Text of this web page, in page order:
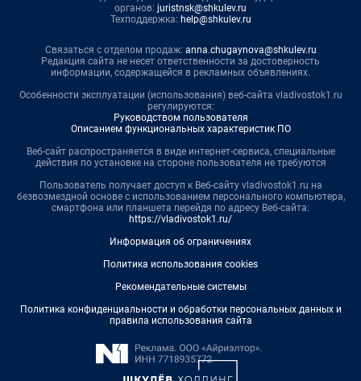
органов: juristnsk@shkulev.ru
Техподдержка: help@shkulev.ru
Связаться с отделом продаж: anna.chugaynova@shkulev.ru
Редакция сайта не несет ответственности за достоверность
информации, содержащейся в рекламных объявлениях.
Особенности эксплуатации (использования) веб-сайта vladivostok1.ru
регулируются:
Руководством пользователя
Описанием функциональных характеристик ПО
Веб-сайт распространяется в виде интернет-сервиса, специальные
действия по установке на стороне пользователя не требуются
Пользователь получает доступ к Веб-сайту vladivostok1.ru на
безвозмездной основе с использованием персонального компьютера,
смартфона или планшета перейдя по адресу Веб-сайта:
https://vladivostok1.ru/
Информация об ограничениях
Политика использования cookies
Рекомендательные системы
Политика конфиденциальности и обработки персональных данных и
правила использования сайта